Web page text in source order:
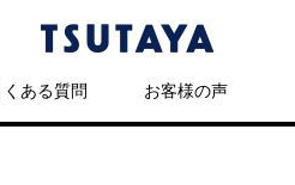
くある質問 お客様の声